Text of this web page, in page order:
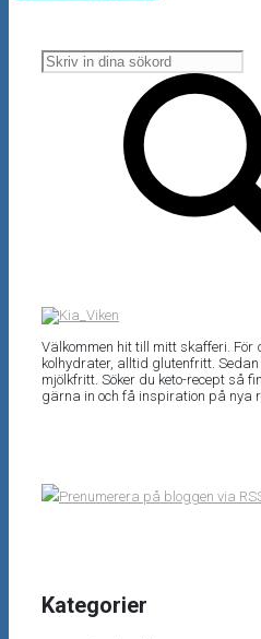
Välkommen hit till mitt skafferi.
kolhydrater, alltid glutenfritt.
mjölkfritt. Söker du keto-recept så
gärna in och få inspiration på nya
Prenumerera på bloggen via
Kategorier